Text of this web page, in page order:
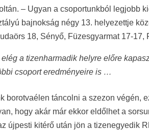
– Ugyan a csoportunkból legjobb
bajnokság négy 13. helyezettje
18, Sényő, Füzesgyarmat 17-17,
a tizenharmadik helyre előre
csoport eredményeire is …
borotvaélen táncolni a szezon végén,
hogy akár már ekkor eldőlhet a
újpesti kitérő után jön a tizenegyedik